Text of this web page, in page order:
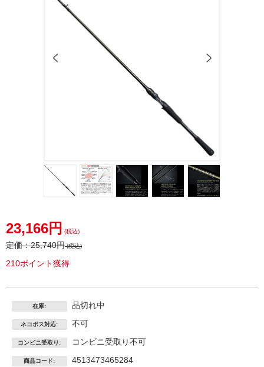
23,166円 (税込)
定価：25,740円(税込)
210ポイント獲得
在庫: 品切れ中
ネコポス対応: 不可
コンビニ受取り: コンビニ受取り不可
商品コード: 4513473465284